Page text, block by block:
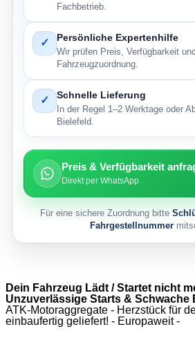
Fachbetrieb.
✓ Persönliche Expertenhilfe
Wir prüfen Preis, Verfügbarkeit
Fahrzeugzuordnung.
✓ Schnelle Lieferung
In der Regel 1–2 Werktage oder
Bielefeld.
Preis & Verfügbarkeit
Direkt per WhatsApp
Für eine sichere Zuordnung bitte
Fahrgestellnummer
Dein Fahrzeug Lädt / Startet nicht
Unzuverlässige Starts & Schwache
ATK-Motoraggregate - Herzstück für
einbaufertig geliefert! - Europaweit -